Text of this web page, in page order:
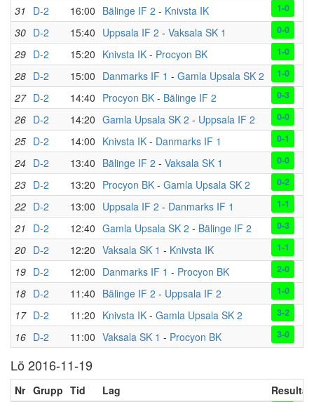
31 D-2 16:00 Bälinge IF 2 - Knivsta IK 1-0
30 D-2 15:40 Uppsala IF 2 - Vaksala SK 1 0-0
29 D-2 15:20 Knivsta IK - Procyon BK 1-0
28 D-2 15:00 Danmarks IF 1 - Gamla Upsala SK 2 1-0
27 D-2 14:40 Procyon BK - Bälinge IF 2 0-3
26 D-2 14:20 Gamla Upsala SK 2 - Uppsala IF 2 0-0
25 D-2 14:00 Knivsta IK - Danmarks IF 1 0-1
24 D-2 13:40 Bälinge IF 2 - Vaksala SK 1 0-0
23 D-2 13:20 Procyon BK - Gamla Upsala SK 2 0-2
22 D-2 13:00 Uppsala IF 2 - Danmarks IF 1 1-1
21 D-2 12:40 Gamla Upsala SK 2 - Bälinge IF 2 0-3
20 D-2 12:20 Vaksala SK 1 - Knivsta IK 1-1
19 D-2 12:00 Danmarks IF 1 - Procyon BK 2-0
18 D-2 11:40 Bälinge IF 2 - Uppsala IF 2 1-0
17 D-2 11:20 Knivsta IK - Gamla Upsala SK 2 3-2
16 D-2 11:00 Vaksala SK 1 - Procyon BK 3-0
Lö 2016-11-19
Nr Grupp Tid Lag
Resultat